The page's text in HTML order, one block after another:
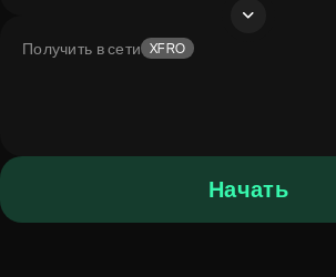
Получить в сети XFRO
Начать